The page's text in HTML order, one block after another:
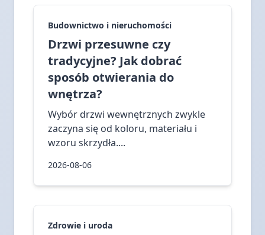
Budownictwo i nieruchomości
Drzwi przesuwne czy
tradycyjne? Jak dobrać
sposób otwierania do
wnętrza?
Wybór drzwi wewnętrznych zwykle
zaczyna się od koloru, materiału i
wzoru skrzydła....
2026-08-06
Zdrowie i uroda